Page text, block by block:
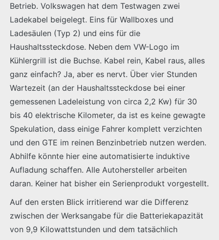
Betrieb. Volkswagen hat dem Testwagen zwei
Ladekabel beigelegt. Eins für Wallboxes und
Ladesäulen (Typ 2) und eins für die
Haushaltssteckdose. Neben dem VW-Logo im
Kühlergrill ist die Buchse. Kabel rein, Kabel raus, alles
ganz einfach? Ja, aber es nervt. Über vier Stunden
Wartezeit (an der Haushaltssteckdose bei einer
gemessenen Ladeleistung von circa 2,2 Kw) für 30
bis 40 elektrische Kilometer, da ist es keine gewagte
Spekulation, dass einige Fahrer komplett verzichten
und den GTE im reinen Benzinbetrieb nutzen werden.
Abhilfe könnte hier eine automatisierte induktive
Aufladung schaffen. Alle Autohersteller arbeiten
daran. Keiner hat bisher ein Serienprodukt vorgestellt.
Auf den ersten Blick irritierend war die Differenz
zwischen der Werksangabe für die Batteriekapazität
von 9,9 Kilowattstunden und dem tatsächlich